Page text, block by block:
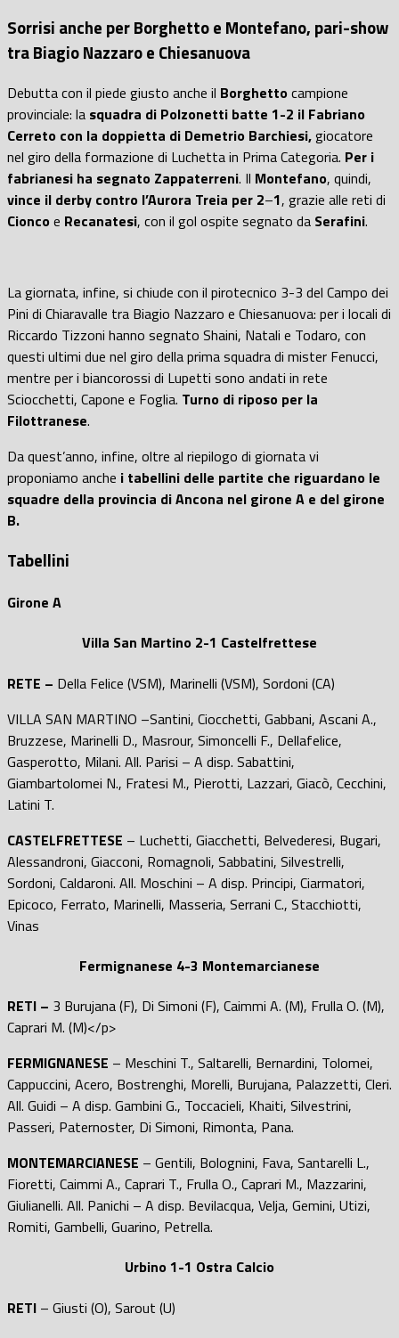
Sorrisi anche per Borghetto e Montefano, pari-show
tra Biagio Nazzaro e Chiesanuova
Debutta con il piede giusto anche il Borghettocampione
provinciale: la squadra di Polzonetti batte 1-2 il Fabriano
Cerreto con la doppietta di Demetrio Barchiesi,giocatore
nel giro della formazione di Luchetta in Prima Categoria. Per i
fabrianesi ha segnato Zappaterreni. Il Montefano, quindi,
vince il derby contro l’Aurora Treia per 2–1, grazie alle reti di
Cioncoe Recanatesi, con il gol ospite segnato da Serafini.
La giornata, infine, si chiude con il pirotecnico 3-3 del Campo dei
Pini di Chiaravalle tra Biagio Nazzaro e Chiesanuova: per i locali di
Riccardo Tizzoni hanno segnato Shaini, Natali e Todaro, con
questi ultimi due nel giro della prima squadra di mister Fenucci,
mentre per i biancorossi di Lupetti sono andati in rete
Sciocchetti, Capone e Foglia. Turno di riposo per la
Filottranese.
Da quest’anno, infine, oltre al riepilogo di giornata vi
proponiamo anche i tabellini delle partite che riguardano le
squadre della provincia di Ancona nel girone A e del girone
B.
Tabellini
Girone A
Villa San Martino 2-1 Castelfrettese
RETE – Della Felice (VSM), Marinelli (VSM), Sordoni (CA)
VILLA SAN MARTINO –Santini, Ciocchetti, Gabbani, Ascani A.,
Bruzzese, Marinelli D., Masrour, Simoncelli F., Dellafelice,
Gasperotto, Milani. All. Parisi – A disp. Sabattini,
Giambartolomei N., Fratesi M., Pierotti, Lazzari, Giacò, Cecchini,
Latini T.
CASTELFRETTESE – Luchetti, Giacchetti, Belvederesi, Bugari,
Alessandroni, Giacconi, Romagnoli, Sabbatini, Silvestrelli,
Sordoni, Caldaroni. All. Moschini – A disp. Principi, Ciarmatori,
Epicoco, Ferrato, Marinelli, Masseria, Serrani C., Stacchiotti,
Vinas
Fermignanese 4-3 Montemarcianese
RETI – 3 Burujana (F), Di Simoni (F), Caimmi A. (M), Frulla O. (M),
Caprari M. (M)</p>
FERMIGNANESE – Meschini T., Saltarelli, Bernardini, Tolomei,
Cappuccini, Acero, Bostrenghi, Morelli, Burujana, Palazzetti, Cleri.
All. Guidi – A disp. Gambini G., Toccacieli, Khaiti, Silvestrini,
Passeri, Paternoster, Di Simoni, Rimonta, Pana.
MONTEMARCIANESE – Gentili, Bolognini, Fava, Santarelli L.,
Fioretti, Caimmi A., Caprari T., Frulla O., Caprari M., Mazzarini,
Giulianelli. All. Panichi – A disp. Bevilacqua, Velja, Gemini, Utizi,
Romiti, Gambelli, Guarino, Petrella.
Urbino 1-1 Ostra Calcio
RETI – Giusti (O), Sarout (U)